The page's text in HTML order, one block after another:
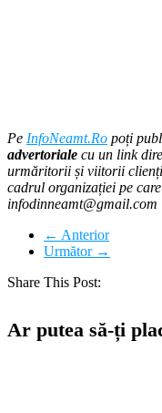
Pe InfoNeamt.Ro poți
advertoriale cu un link
urmăritorii și viitorii clienți
cadrul organizației pe
infodinneamt@gmail.com
← Anterior
Următor →
Share This Post:
Ar putea să-ți